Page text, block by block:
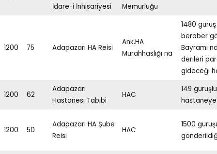
İdare-i İnhisariyesi
Memurluğu
1200 75 Adapazarı HA Reisi
Ank.HA
Murahhaslığı na
1480
beraber
Bayramı
derileri
gideceği
1200 62
Adapazarı
Hastanesi Tabibi
HAC
149
1200 50
Adapazarı HA Şube
Reisi
HAC
1500